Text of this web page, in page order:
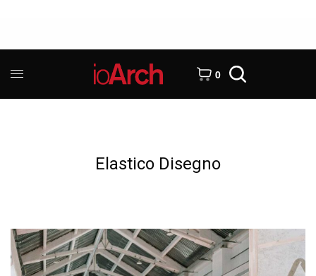
0
Elastico Disegno